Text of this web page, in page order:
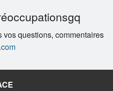
questions, commentaires